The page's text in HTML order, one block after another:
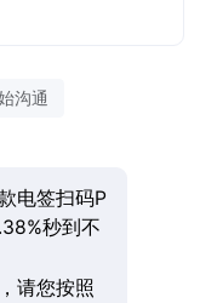
沟通
电签扫码P
秒到不
请您按照